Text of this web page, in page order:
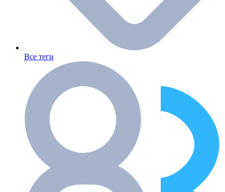
Все теги